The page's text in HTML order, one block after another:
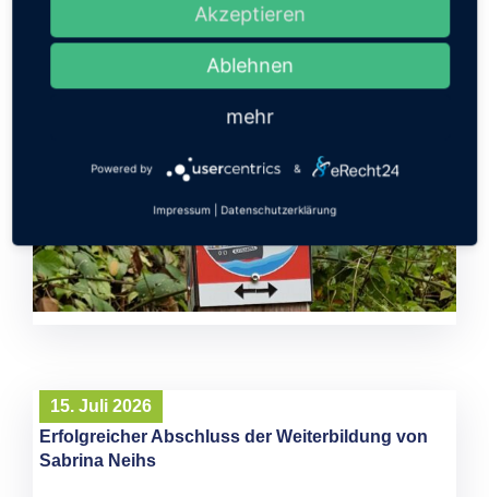
15. Juli 2026
Erfolgreicher Abschluss der Weiterbildung von
Sabrina Neihs
Akzeptieren
Ablehnen
mehr
Powered by &
Impressum Datenschutzerklärung